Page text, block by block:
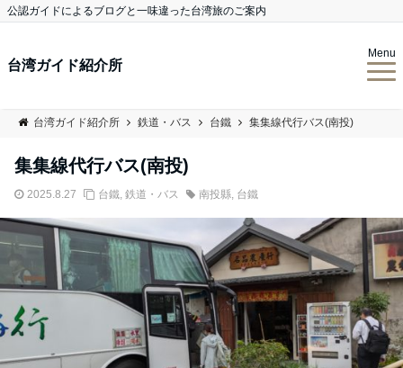
公認ガイドによるブログと一味違った台湾旅のご案内
台湾ガイド紹介所
Menu
台湾ガイド紹介所 鉄道・バス 台鐵 集集線代行バス(南投)
集集線代行バス(南投)
2025.8.27 台鐵, 鉄道・バス 南投縣, 台鐵